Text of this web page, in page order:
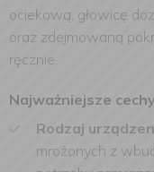
ociekową, głowicę
oraz zdejmowaną
ręcznie.
Najważniejsze
Rodzaj
mrożonych z